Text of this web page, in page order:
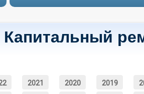
2021 2020 2019